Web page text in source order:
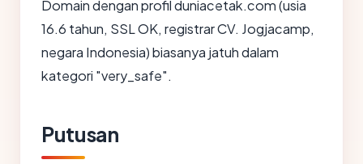
Domain dengan profil duniacetak.com (usia
16.6 tahun, SSL OK, registrar CV. Jogjacamp,
negara Indonesia) biasanya jatuh dalam
kategori "very_safe".
Putusan